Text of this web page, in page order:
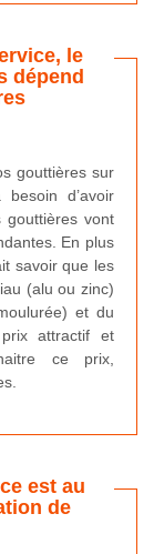
le
dépend
gouttières sur
d’avoir
vont
En plus
savoir que les
(alu ou zinc)
et du
attractif et
ce prix,
est au
de